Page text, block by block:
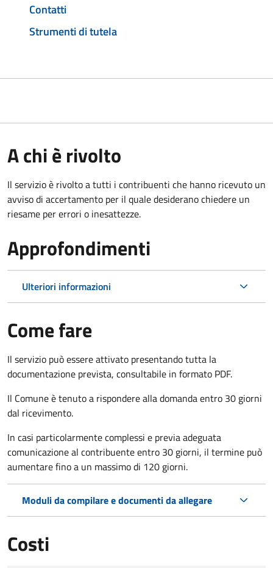
Contatti
Strumenti di tutela
A chi è rivolto
Il servizio è rivolto a tutti i contribuenti che hanno ricevuto un
avviso di accertamento per il quale desiderano chiedere un
riesame per errori o inesattezze.
Approfondimenti
Ulteriori informazioni
Come fare
Il servizio può essere attivato presentando tutta la
documentazione prevista, consultabile in formato PDF.
Il Comune è tenuto a rispondere alla domanda entro 30 giorni
dal ricevimento.
In casi particolarmente complessi e previa adeguata
comunicazione al contribuente entro 30 giorni, il termine può
aumentare fino a un massimo di 120 giorni.
Moduli da compilare e documenti da allegare
Costi